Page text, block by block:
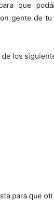
que
gente de
los
para que